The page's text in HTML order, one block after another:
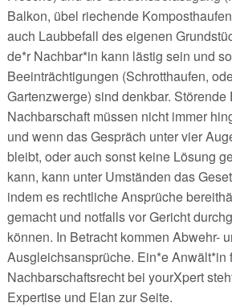
Balkon, übel riechende
auch Laubbefall des eigenen
de*r Nachbar*in kann lästig sein und
Beeinträchtigungen (Schrotthaufen,
Gartenzwerge) sind denkbar.
Nachbarschaft müssen nicht immer
und wenn das Gespräch unter vier
bleibt, oder auch sonst keine Lösung
kann, kann unter Umständen das
indem es rechtliche Ansprüche
gemacht und notfalls vor Gericht
können. In Betracht kommen Abwehr-
Ausgleichsansprüche. Ein*e Anwält*in
Nachbarschaftsrecht bei yourXpert
Expertise und Elan zur Seite.